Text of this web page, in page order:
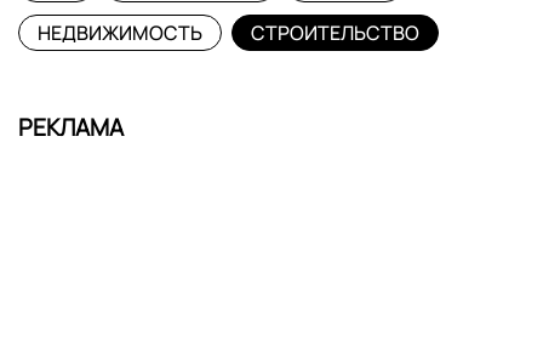
НЕДВИЖИМОСТЬ
СТРОИТЕЛЬСТВО
РЕКЛАМА